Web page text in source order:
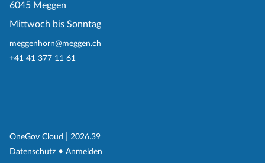
6045 Meggen
Mittwoch bis Sonntag
meggenhorn@meggen.ch
+41 41 377 11 61
OneGov Cloud (External Link)
2026.39
Datenschutz (External Link)
Anmelden